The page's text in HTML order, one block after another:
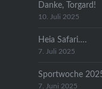
Danke, Torgard!
10. Juli 2025
Heia Safari….
7. Juli 2025
Sportwoche
7. Juni 2025